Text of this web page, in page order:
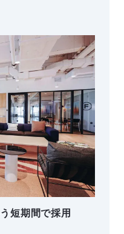
短期間で採用